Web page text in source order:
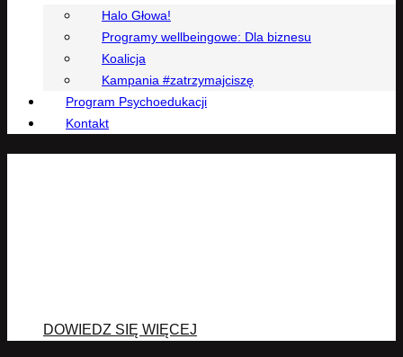
Halo Głowa!
Programy wellbeingowe: Dla biznesu
Koalicja
Kampania #zatrzymajciszę
Program Psychoedukacji
Kontakt
DOWIEDZ SIĘ WIĘCEJ